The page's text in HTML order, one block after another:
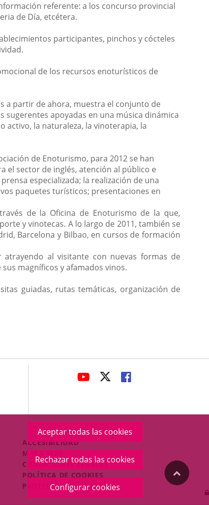
Aceptar todas las cookies
Rechazar todas las cookies
Configurar cookies
referente: a los concurso provincial
de Día, etcétera.
participantes, pinchos y cócteles
de los recursos enoturísticos de
a partir de ahora, muestra el conjunto de
sugerentes apoyadas en una música dinámica
activo, la naturaleza, la vinoterapia, la
de Enoturismo, para 2012 se han
el sector de inglés, atención al público e
especializada; la realización de una
paquetes turísticos; presentaciones en
de la Oficina de Enoturismo de la que,
y vinotecas. A lo largo de 2011, también se
Barcelona y Bilbao, en cursos de formación
al visitante con nuevas formas de
magníficos y afamados vinos.
guiadas, rutas temáticas, organización de
ENLACE
APLICACIÓN
EXTERNA.
ENLACE
APLICACIÓN
EXTERNA.
ENLACE
APLICACIÓN
EXTERNA.
Menú
Legal
Footer
ACCESIBILIDAD
MAPA WEB
CONDICIONES LEGALES
POLÍTICA DE COOKIES
PROTECCIÓN DE DATOS
"Volver